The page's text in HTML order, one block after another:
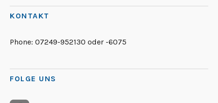
KONTAKT
Phone: 07249-952130 oder -6075
FOLGE UNS